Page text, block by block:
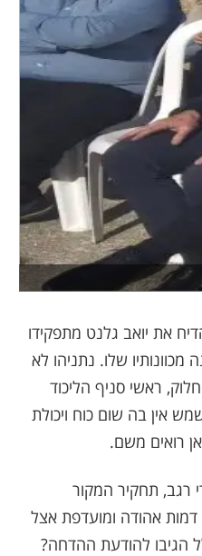
את יואב גלנט מתפקידו
שלו. נתניהו לא
ראשי סניף הליכוד
אין בה שום כוח ויכולת
רואים משם.
רגב, תחקיר המקור
דמות אהודה ומועדפת אצל
הגיבו להודעת ההדחה?